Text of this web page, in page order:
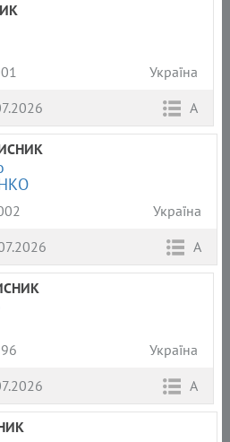
Україна
А
Україна
А
Україна
А